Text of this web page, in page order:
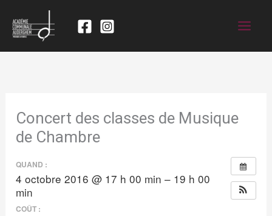
Concert des classes de Musique
de Chambre
QUAND :
4 octobre 2016 @ 17 h 00 min – 19 h 00
min
COÛT :